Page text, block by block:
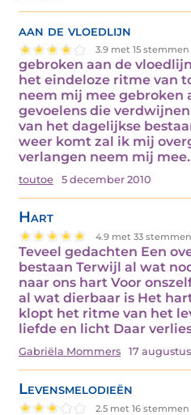
aan de vloedlijn
3.9 met 15 stemmen
gebroken aan de
het eindeloze ritme van
neem mij mee gebroken
gevoelens die
van het dagelijkse
weer komt zal ik mij
verlangen neem mij
toutoe 5 december 2010
Hart
4.9 met 33 stemmen
Teveel gedachten Een
bestaan Terwijl al wat
naar ons hart Voor
al wat dierbaar is Het
klopt het ritme van het
liefde en licht Daar
Gabriëla Mommers 17
Levensmelodieën
2.5 met 16 stemmen